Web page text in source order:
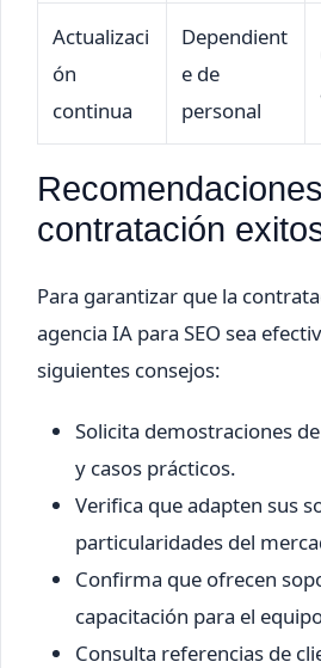
Actualizaci
ón
continua
Dependient
e de
personal
contratación
Para garantizar que la
agencia IA para SEO sea
siguientes consejos:
Solicita demostraciones
y casos prácticos.
Verifica que adapten sus
particularidades del
Confirma que ofrecen
capacitación para el
Consulta referencias de